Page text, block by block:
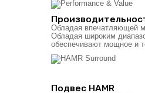
Обладая впечатляющей
Обладая широким
обеспечивают мощное и
Подвес HAMR